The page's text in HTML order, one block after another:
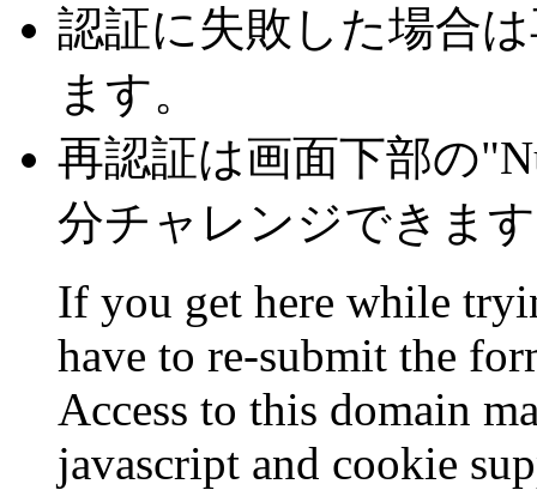
認証に失敗した場合
ます。
再認証は画面下部の
分チャレンジできま
If you get here while
have to re-submit the
Access to this domain
javascript and cookie